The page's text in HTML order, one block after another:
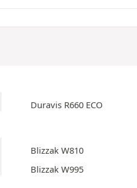
Duravis R660 ECO
Blizzak W810
Blizzak W995